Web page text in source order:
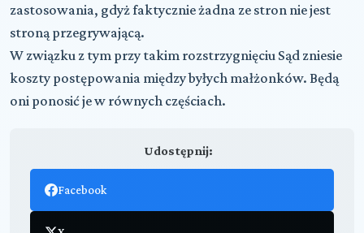
zastosowania, gdyż faktycznie żadna ze stron nie jest
stroną przegrywającą.
W związku z tym przy takim rozstrzygnięciu Sąd zniesie
koszty postępowania między byłych małżonków. Będą
oni ponosić je w równych częściach.
Udostępnij:
Facebook